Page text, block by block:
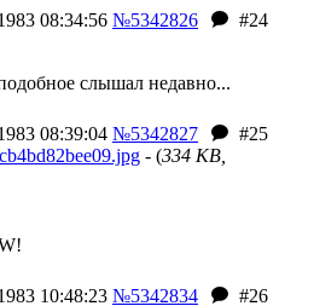
08:34:56 №5342826
#24
слышал недавно...
08:39:04 №5342827
#25
- (334 KB,
10:48:23 №5342834
#26